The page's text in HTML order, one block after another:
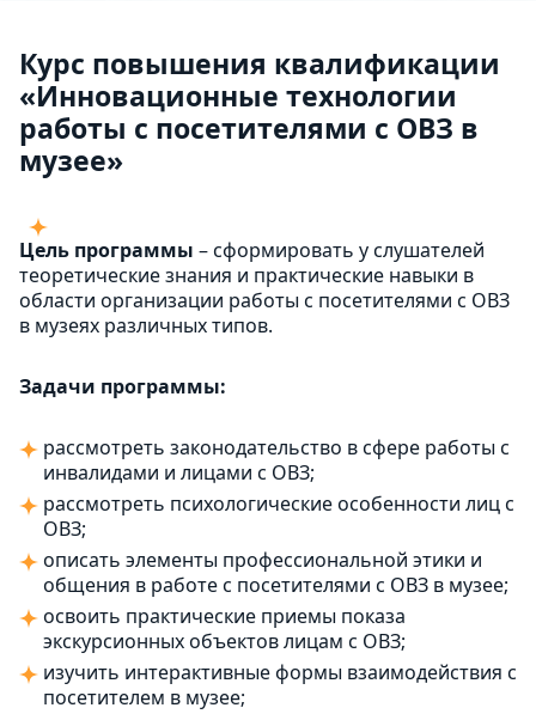
Курс повышения квалификации
«Инновационные технологии
работы с посетителями с ОВЗ в
музее»
Цель программы – сформировать у слушателей
теоретические знания и практические навыки в
области организации работы с посетителями с ОВЗ
в музеях различных типов.
Задачи программы:
рассмотреть законодательство в сфере работы с
инвалидами и лицами с ОВЗ;
рассмотреть психологические особенности лиц с
ОВЗ;
описать элементы профессиональной этики и
общения в работе с посетителями с ОВЗ в музее;
освоить практические приемы показа
экскурсионных объектов лицам с ОВЗ;
изучить интерактивные формы взаимодействия с
посетителем в музее;